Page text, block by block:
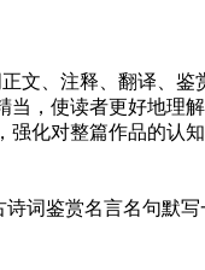
文、注释、翻译、鉴
，使读者更好地理
化对整篇作品的认
鉴赏名言名句默写